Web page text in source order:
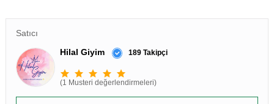
Satıcı
Hilal Giyim
189 Takipçi
(1 Musteri değerlendirmeleri)